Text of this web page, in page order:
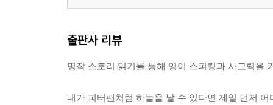
출판사 리뷰
명작 스토리 읽기를 통해 영어 스피킹과 사고력을
내가 피터팬처럼 하늘을 날 수 있다면 제일 먼저 어